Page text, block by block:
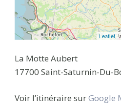
Leaflet,
La Motte Aubert
17700 Saint-Saturnin-Du-
Voir l’itinéraire surGoogle